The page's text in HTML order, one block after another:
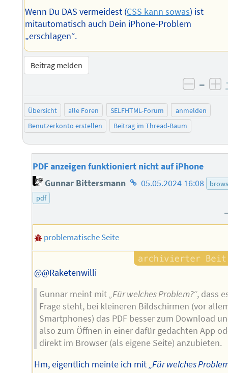
Wenn Du DAS vermeidest (CSS kann sowas) ist
mitautomatisch auch Dein iPhone-Problem
„erschlagen“.
Beitrag melden
–
Übersicht alle Foren SELFHTML-Forum
anmelden
Benutzerkonto erstellen
Beitrag im Thread-Baum
PDF anzeigen funktioniert nicht auf iPhone
Gunnar Bittersmann Homepage
05.05.2024 16:08
pdf
problematische Seite
@@Raketenwilli
Gunnar meint mit„Für welches Problem?“, dass
Frage steht, bei kleineren Bildschirmen (vor
Smartphones) das PDF besser zum Download
also zum Öffnen in einer dafür gedachten App
direkt im Browser (als eigene Seite) anzubieten.
Hm, eigentlich meinte ich mit„Für welches